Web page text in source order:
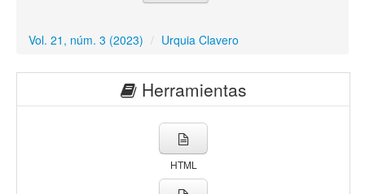
Vol. 21, núm. 3 (2023) / Urquia Clavero
Herramientas
HTML